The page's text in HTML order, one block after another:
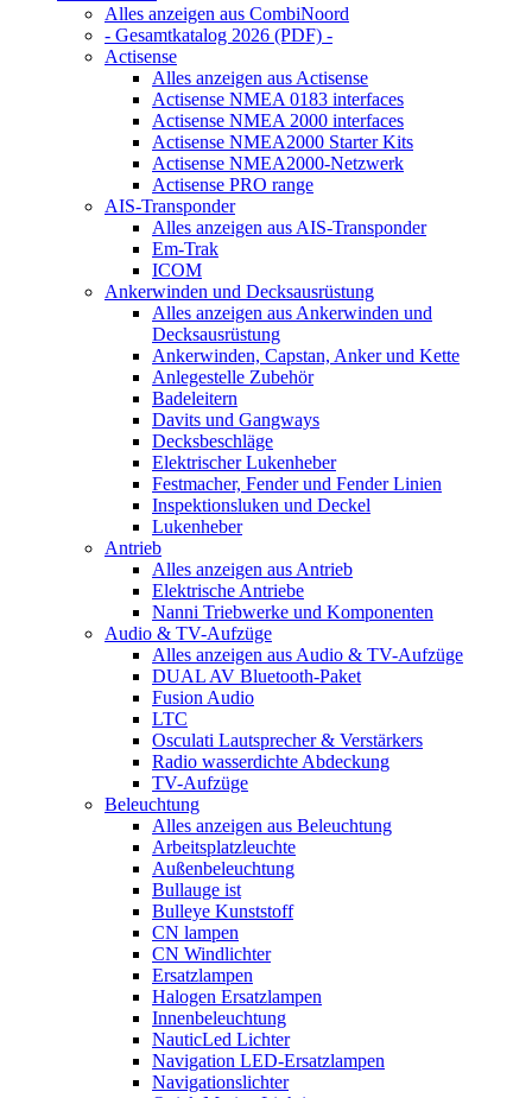
Alles anzeigen aus CombiNoord
- Gesamtkatalog 2026 (PDF) -
Actisense
Alles anzeigen aus Actisense
Actisense NMEA 0183 interfaces
Actisense NMEA 2000 interfaces
Actisense NMEA2000 Starter Kits
Actisense NMEA2000-Netzwerk
Actisense PRO range
AIS-Transponder
Alles anzeigen aus AIS-Transponder
Em-Trak
ICOM
Ankerwinden und Decksausrüstung
Alles anzeigen aus Ankerwinden und
Decksausrüstung
Ankerwinden, Capstan, Anker und Kette
Anlegestelle Zubehör
Badeleitern
Davits und Gangways
Decksbeschläge
Elektrischer Lukenheber
Festmacher, Fender und Fender Linien
Inspektionsluken und Deckel
Lukenheber
Antrieb
Alles anzeigen aus Antrieb
Elektrische Antriebe
Nanni Triebwerke und Komponenten
Audio & TV-Aufzüge
Alles anzeigen aus Audio & TV-Aufzüge
DUAL AV Bluetooth-Paket
Fusion Audio
LTC
Osculati Lautsprecher & Verstärkers
Radio wasserdichte Abdeckung
TV-Aufzüge
Beleuchtung
Alles anzeigen aus Beleuchtung
Arbeitsplatzleuchte
Außenbeleuchtung
Bullauge ist
Bulleye Kunststoff
CN lampen
CN Windlichter
Ersatzlampen
Halogen Ersatzlampen
Innenbeleuchtung
NauticLed Lichter
Navigation LED-Ersatzlampen
Navigationslichter